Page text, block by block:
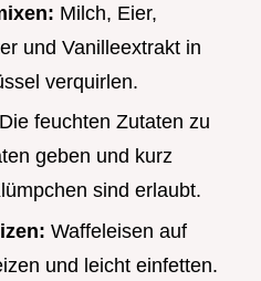
Milch, Eier,
und Vanilleextrakt in
verquirlen.
Die feuchten Zutaten zu
geben und kurz
sind erlaubt.
Waffeleisen auf
und leicht einfetten.